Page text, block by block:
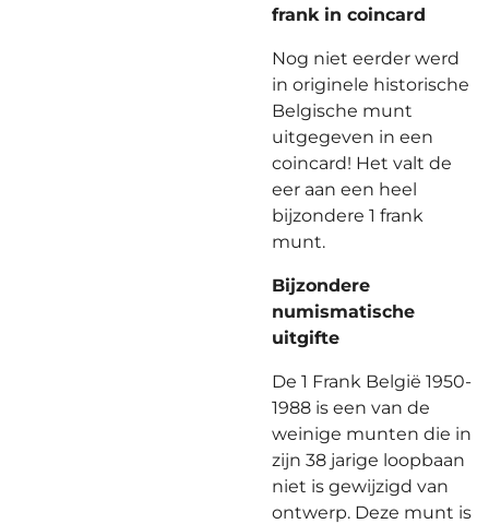
frank in coincard
Nog niet eerder werd
in originele historische
Belgische munt
uitgegeven in een
coincard! Het valt de
eer aan een heel
bijzondere 1 frank
munt.
Bijzondere
numismatische
uitgifte
De 1 Frank België 1950-
1988 is een van de
weinige munten die in
zijn 38 jarige loopbaan
niet is gewijzigd van
ontwerp. Deze munt is